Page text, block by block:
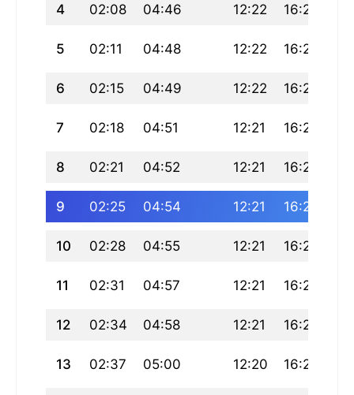
4 02:08 04:46 12:22 16:29
5 02:11 04:48 12:22 16:28
6 02:15 04:49 12:22 16:27
7 02:18 04:51 12:21 16:26
8 02:21 04:52 12:21 16:26
9 02:25 04:54 12:21 16:25
10 02:28 04:55 12:21 16:24
11 02:31 04:57 12:21 16:23
12 02:34 04:58 12:21 16:22
13 02:37 05:00 12:20 16:21